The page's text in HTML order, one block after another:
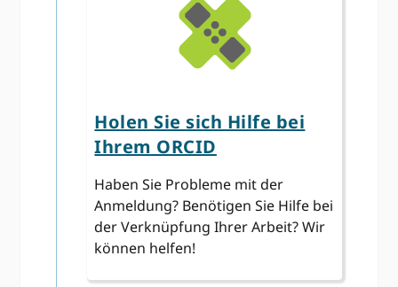
Holen Sie sich Hilfe bei
Ihrem ORCID
Haben Sie Probleme mit der
Anmeldung? Benötigen Sie Hilfe bei
der Verknüpfung Ihrer Arbeit? Wir
können helfen!